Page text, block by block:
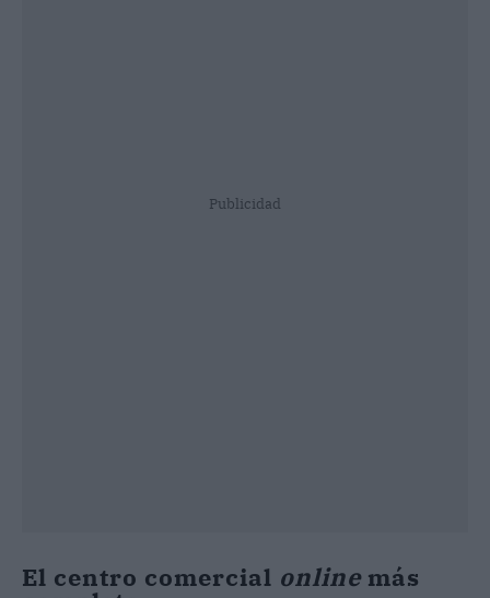
Publicidad
El centro comercial online más